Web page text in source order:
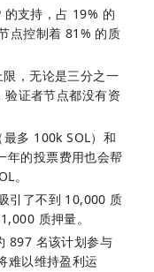
支持，占 19% 的
点控制着 81% 的质
，无论是三分之一
证者节点都没有资
多 100k SOL）和
年的投票费用也会帮
。
引了不到 10,000 质
质押量。
897 名该计划参与
难以维持盈利运